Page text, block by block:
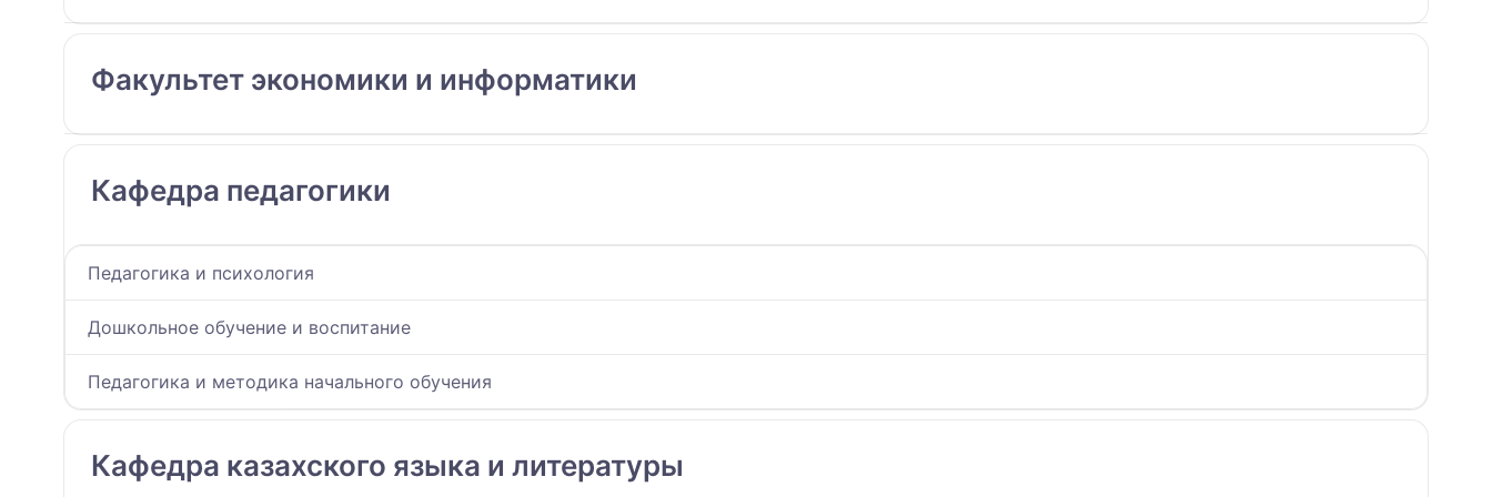
Факультет экономики и информатики
Кафедра педагогики
Педагогика и психология
Дошкольное обучение и воспитание
Педагогика и методика начального обучения
Кафедра казахского языка и литературы